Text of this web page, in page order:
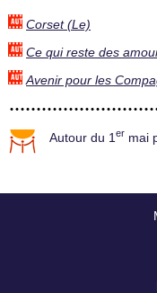
Corset (Le)
Ce qui reste des
Avenir pour les
Autour du 1 er mai